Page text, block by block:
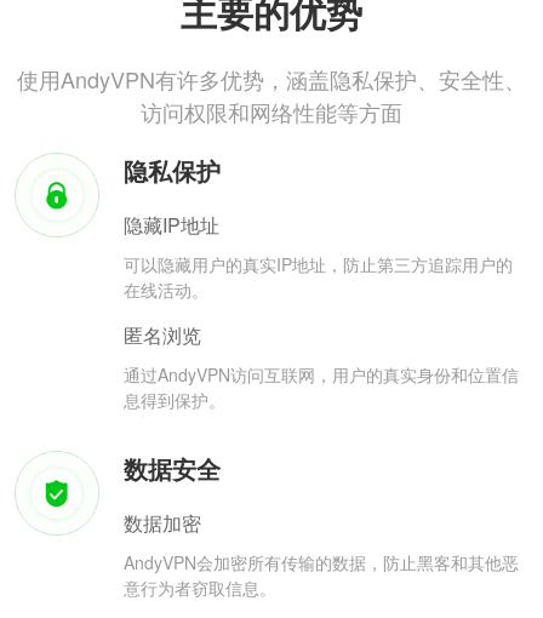
主要的优势
使用AndyVPN有许多优势，涵盖隐私保护、安全性、
访问权限和网络性能等方面
隐私保护
隐藏IP地址
可以隐藏用户的真实IP地址，防止第三方追踪用户的
在线活动。
匿名浏览
通过AndyVPN访问互联网，用户的真实身份和位置信
息得到保护。
数据安全
数据加密
AndyVPN会加密所有传输的数据，防止黑客和其他恶
意行为者窃取信息。